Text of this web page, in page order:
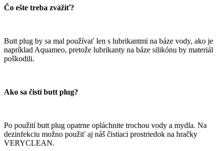
Čo ešte treba zvážiť?
Butt plug by sa mal používať len s lubrikantmi na báze vody, ako je
napríklad Aquameo, pretože lubrikanty na báze silikónu by materiál
poškodili.
Ako sa čistí butt plug?
Po použití butt plug opatrne opláchnite trochou vody a mydla. Na
dezinfekciu možno použiť aj náš čistiaci prostriedok na hračky
VERYCLEAN.